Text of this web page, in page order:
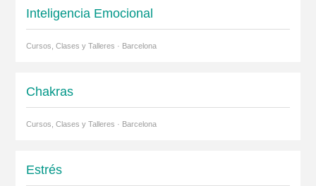
Inteligencia Emocional
Cursos, Clases y Talleres · Barcelona
Chakras
Cursos, Clases y Talleres · Barcelona
Estrés